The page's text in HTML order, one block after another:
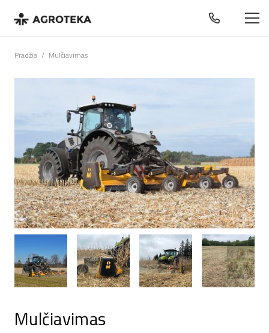
Pradžia / Mulčiavimas
Mulčiavimas